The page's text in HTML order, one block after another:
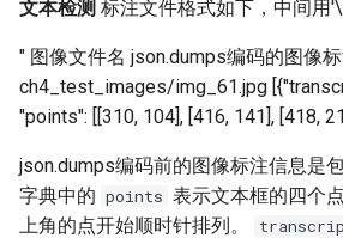
文本检测 标注文件格式如下，中间用
" 图像文件名 json.dumps编码的图像
ch4_test_images/img_61.jpg
"points": [[310, 104], [416, 141], [418,
json.dumps编码前的图像标注信息是
字典中的 points 表示文本框的四个
上角的点开始顺时针排列。